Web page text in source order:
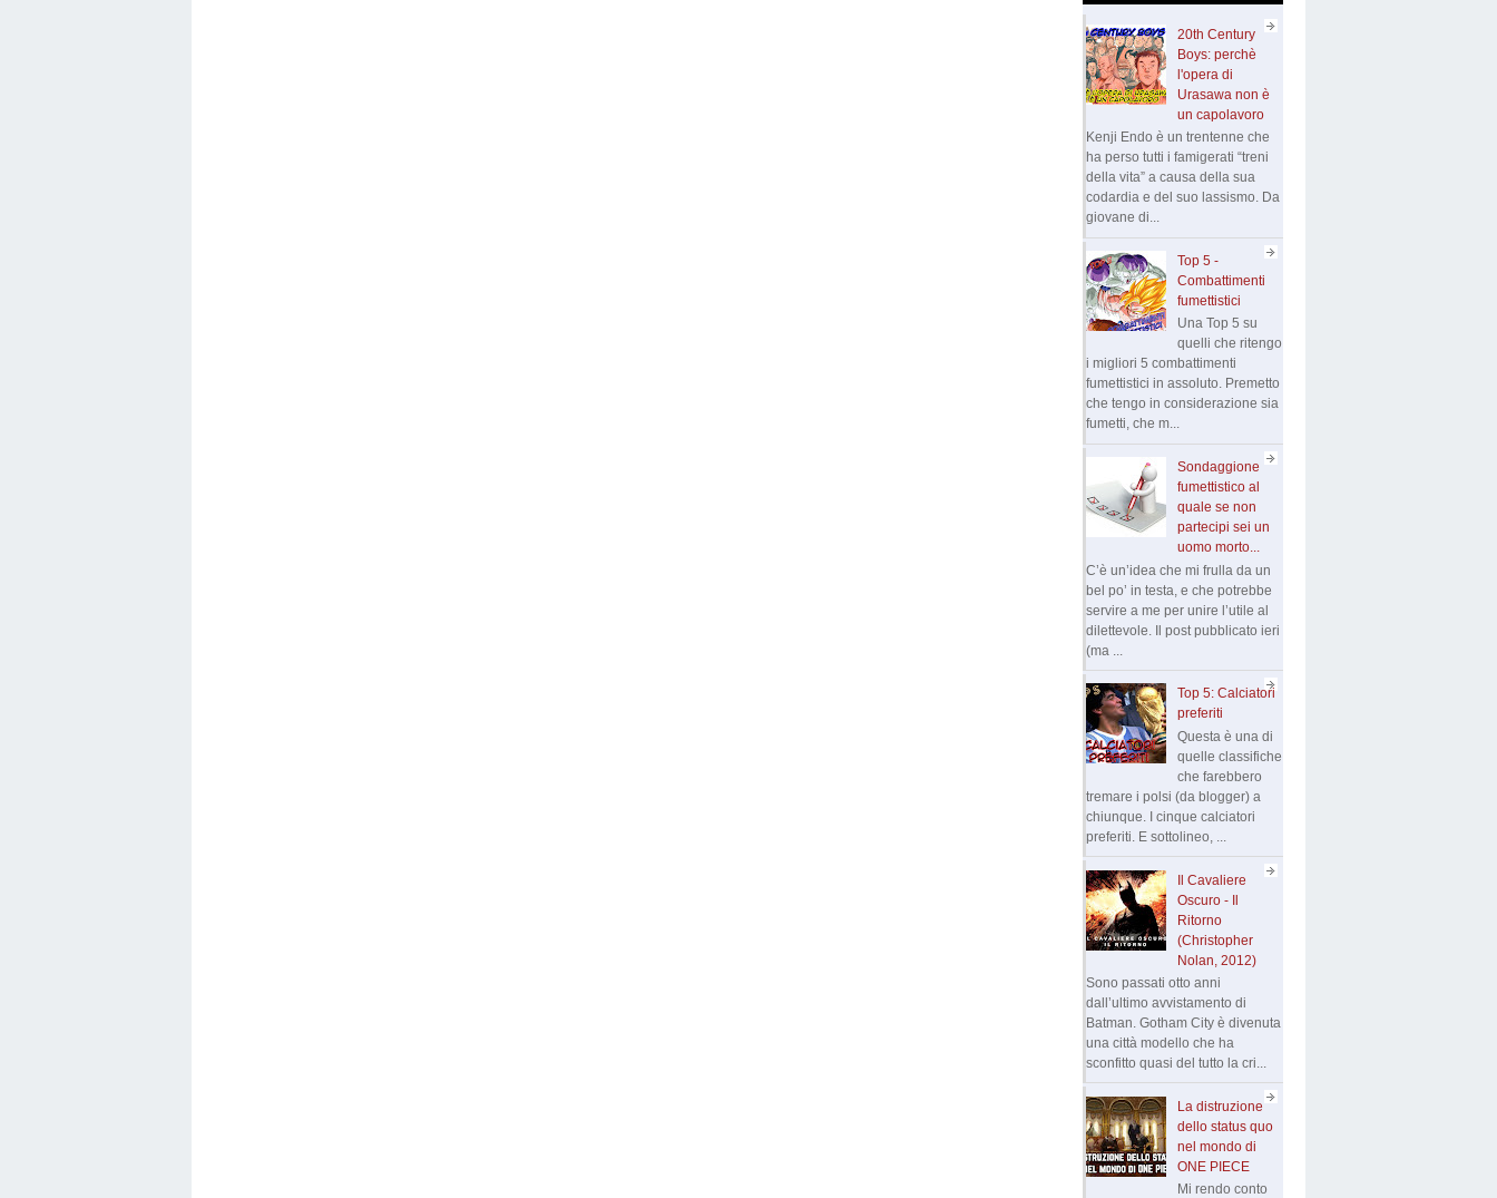
20th Century
Boys: perchè
l'opera di
Urasawa non è
un capolavoro
Kenji Endo è un trentenne che
ha perso tutti i famigerati “treni
della vita” a causa della sua
codardia e del suo lassismo. Da
giovane di...
Top 5 -
Combattimenti
fumettistici
Una Top 5 su
quelli che ritengo
i migliori 5 combattimenti
fumettistici in assoluto. Premetto
che tengo in considerazione sia
fumetti, che m...
Sondaggione
fumettistico al
quale se non
partecipi sei un
uomo morto...
C’è un’idea che mi frulla da un
bel po’ in testa, e che potrebbe
servire a me per unire l’utile al
dilettevole. Il post pubblicato ieri
(ma ...
Top 5: Calciatori
preferiti
Questa è una di
quelle classifiche
che farebbero
tremare i polsi (da blogger) a
chiunque. I cinque calciatori
preferiti. E sottolineo, ...
Il Cavaliere
Oscuro - Il
Ritorno
(Christopher
Nolan, 2012)
Sono passati otto anni
dall’ultimo avvistamento di
Batman. Gotham City è divenuta
una città modello che ha
sconfitto quasi del tutto la cri...
La distruzione
dello status quo
nel mondo di
ONE PIECE
Mi rendo conto